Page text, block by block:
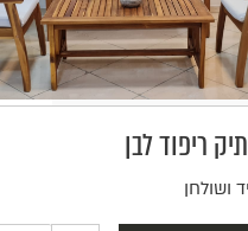
ריפוד לבן